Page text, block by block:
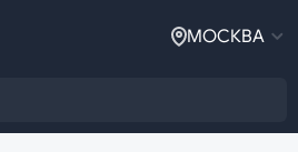
МОСКВА